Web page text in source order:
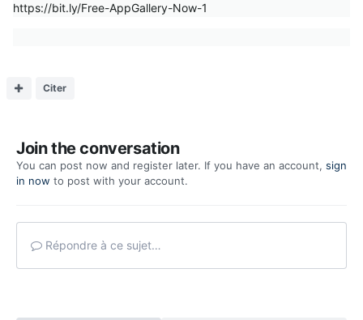
https://bit.ly/Free-AppGallery-Now-1
Citer
Join the conversation
You can post now and register later. If you have an account, sign
in now to post with your account.
Répondre à ce sujet…